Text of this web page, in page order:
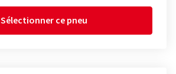
Sélectionner ce pneu